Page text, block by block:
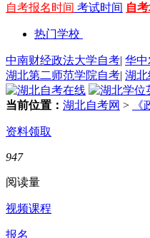
自考报名时间 考试时间 自考
热门学校
中南财经政法大学自考| 华
湖北第二师范学院自考| 湖
当前位置： 湖北自考网 >
资料领取
947
阅读量
视频课程
报名